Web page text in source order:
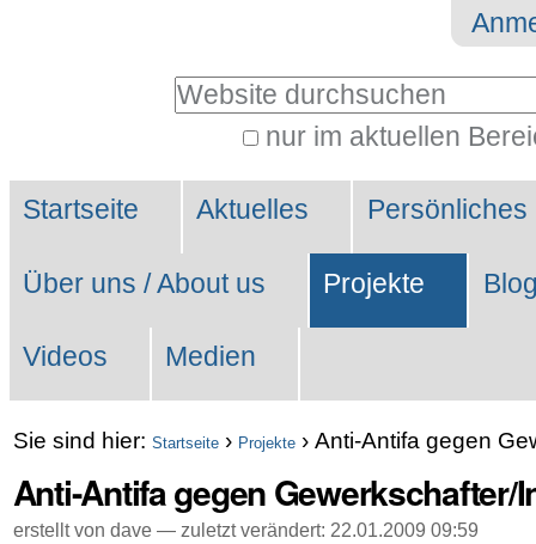
Direkt
zur
Werkzeuge
Website durchsuchen
nur im aktuellen
Suche…
Sektionen
Startseite Aktuelles Persönliches
Über uns / About us Projekte
Videos Medien
Sie sind hier: Startseite › Projekte › Anti-Antifa gegen
Anti-Antifa gegen Gewerkschafter/
erstellt von dave — zuletzt verändert: 22.01.2009 09:59